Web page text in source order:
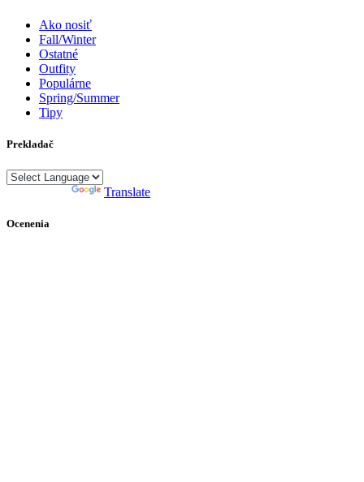
Ako nosiť
Fall/Winter
Ostatné
Outfity
Populárne
Spring/Summer
Tipy
Prekladač
Translate
Ocenenia